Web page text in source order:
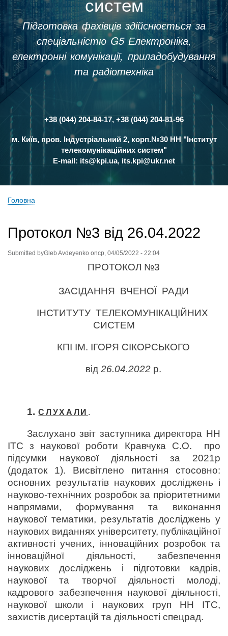
систем
Підготовка фахівців здійснюється за
спеціальністю G5 Електроніка,
електронні комунікації, приладобудування
та радіотехніка
Контакти
+38 (044) 204-84-17, +38 (044) 204-81-96
м. Київ, пров. Індустріальний 2, корп.№30 НН "Інститут
телекомунікаційних систем"
E-mail: its@kpi.ua, its.kpi@ukr.net
Головна
Протокол №3 від 26.04.2022
Submitted byGleb Avdeyenko onср, 04/05/2022 - 22:04
ПРОТОКОЛ №3
ЗАСІДАННЯ ВЧЕНОЇ РАДИ
ІНСТИТУТУ ТЕЛЕКОМУНІКАЦІЙНИХ
СИСТЕМ
КПІ ІМ. ІГОРЯ СІКОРСЬКОГО
від26.04.2022 р.
1. СЛУХАЛИ .
Заслухано звіт заступника директора НН
ІТС з наукової роботи Кравчука С.О. про
підсумки наукової діяльності за 2021р
(додаток 1). Висвітлено питання стосовно:
основних результатів наукових досліджень і
науково-технічних розробок за пріоритетними
напрямами, формування та виконання
наукової тематики, результатів досліджень у
наукових виданнях університету, публікаційної
активності учених, інноваційних розробок та
інноваційної діяльності, забезпечення
наукових досліджень і підготовки кадрів,
наукової та творчої діяльності молоді,
кадрового забезпечення наукової діяльності,
наукової школи і наукових груп НН ІТС,
захистів дисертацій та діяльності спецрад.